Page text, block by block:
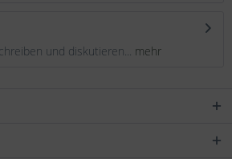
und diskutieren... mehr